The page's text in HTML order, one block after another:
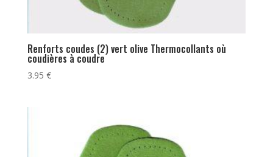
Renforts coudes (2) vert olive Thermocollants où
coudières à coudre
3.95 €